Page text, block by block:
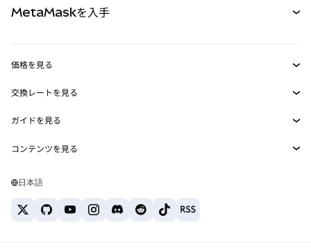
RWA
MetaMask Connect
Snaps
Web3サービス
MetaMaskを入手
セキュリティ
サポート
キャリア
お問い合わせ
価格を見る
イーサリアムの価格
Solanaの価格
Tetherの価格
交換レートを見る
ETH→USD
USDT→INR
BTC→INR
ETH→USDT
ガイドを見る
ETHの購入
USDTの購入
コンテンツを見る
Solanaウォレット
日本語